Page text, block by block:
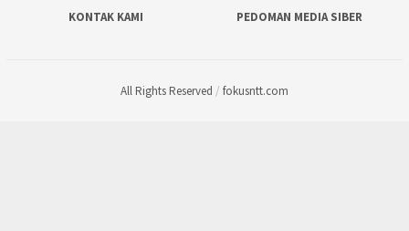
KONTAK KAMI
PEDOMAN MEDIA SIBER
All Rights Reserved / fokusntt.com